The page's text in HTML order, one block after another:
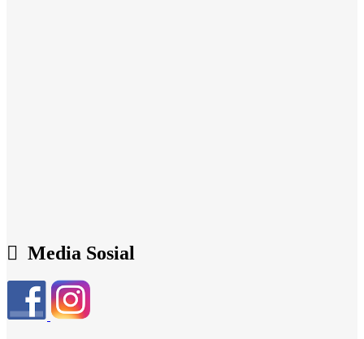
Media Sosial